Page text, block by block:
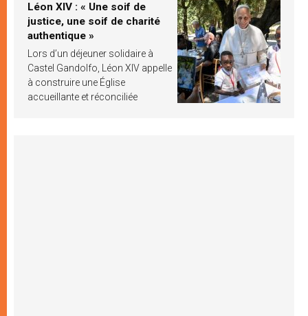
Léon XIV : « Une soif de
justice, une soif de charité
authentique »
Lors d’un déjeuner solidaire à
Castel Gandolfo, Léon XIV appelle
à construire une Église
accueillante et réconciliée